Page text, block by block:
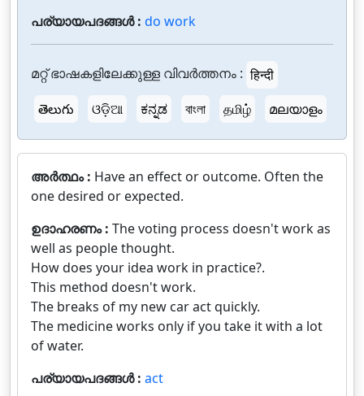
പര്യായപദങ്ങൾ : do work
മറ്റ് ഭാഷകളിലേക്കുള്ള വിവർത്തനം : हिन्दी
తెలుగు
ଓଡ଼ିଆ ಕನ್ನಡ বাংলা தமிழ் മലയാളം
അർത്ഥം : Have an effect or outcome. Often the
one desired or expected.
ഉദാഹരണം : The voting process doesn't work as
well as people thought.
How does your idea work in practice?.
This method doesn't work.
The breaks of my new car act quickly.
The medicine works only if you take it with a lot
of water.
പര്യായപദങ്ങൾ : act